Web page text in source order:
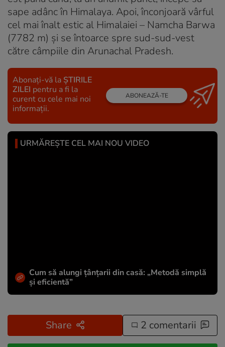
sape adânc în Himalaya. Apoi, înconjoară vârful
cel mai înalt estic al Himalaiei – Namcha Barwa
(7782 m) și se întoarce spre sud-sud-vest
către câmpiile din Arunachal Pradesh.
Abonați-vă la ȘTIRILE
ZILEI pentru a fi la
curent cu cele mai noi
informații.
ABONEAZĂ-TE
URMĂREȘTE CEL MAI NOU VIDEO
Cum să alungi țânțarii din casă: „Metodă simplă
și eficientă”
Share 2 comentarii